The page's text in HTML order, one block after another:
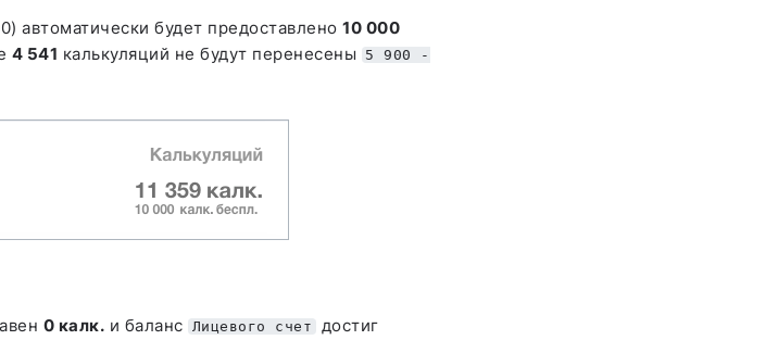
автоматически будет предоставлено 10 000
4 541 калькуляций не будут перенесены
5 900 -
0 калк. и баланс Лицевого счет
достиг